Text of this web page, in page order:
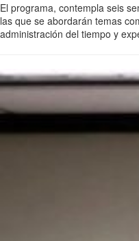
El programa, contempla seis
las que se abordarán temas
administración del tiempo y